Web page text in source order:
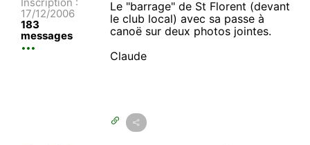
17/12/2006
183
messages
Le "barrage" de St Florent (devant
le club local) avec sa passe à
canoë sur deux photos jointes.
Claude